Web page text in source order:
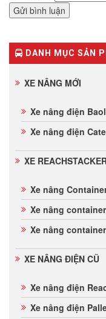
DANH MỤC SẢN
XE NÂNG MỚI
Xe nâng điện
Xe nâng điện
XE
Xe nâng
Xe nâng
Xe nâng
XE NÂNG ĐIỆN CŨ
Xe nâng điện
Xe nâng điện